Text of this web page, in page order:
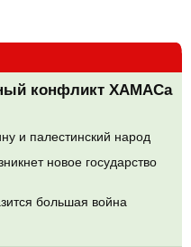
конфликт ХАМАСа
и палестинский народ
новое государство
большая война